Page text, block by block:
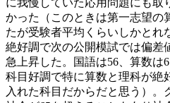
かった（このときは第一志望の
たが受験者平均くらいしかとれ
絶好調で次の公開模試では偏差
急上昇した。国語は56、算数は
科目好調で特に算数と理科が絶
入れた科目だからだと思う）。